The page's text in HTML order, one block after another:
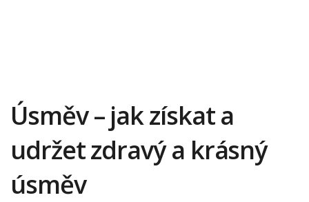
Úsměv – jak získat a
udržet zdravý a krásný
úsměv